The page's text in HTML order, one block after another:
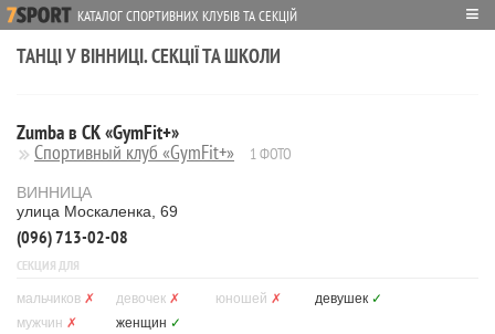
КАТАЛОГ СПОРТИВНИХ КЛУБІВ ТА СЕКЦІЙ ≡
ТАНЦІ У ВІННИЦІ. СЕКЦІЇ ТА ШКОЛИ
Zumba в СК «GymFit+»
Спортивный клуб «GymFit+» 1 ФОТО
ВИННИЦА
улица Москаленка, 69
(096) 713-02-08
СЕКЦИЯ ДЛЯ
мальчиков ✗ девочек ✗ юношей ✗ девушек ✓
мужчин ✗ женщин ✓